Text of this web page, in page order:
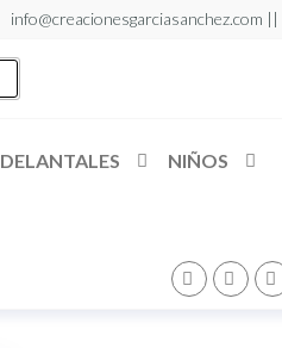
info@creacionesgarciasanchez.com ||
DELANTALES NIÑOS